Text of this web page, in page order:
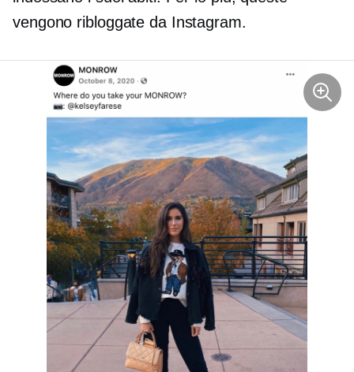
vengono ribloggate da Instagram.